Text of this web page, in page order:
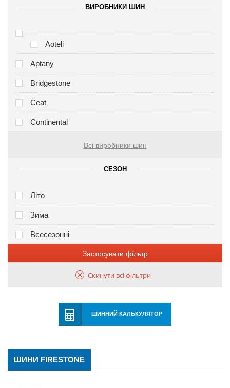
ВИРОБНИКИ ШИН
Aoteli
Aptany
Bridgestone
Ceat
Continental
Всі виробники шин
СЕЗОН
Літо
Зима
Всесезонні
Застосувати фільтр
Скинути всі фільтри
ШИННИЙ КАЛЬКУЛЯТОР
ШИНИ FIRESTONE